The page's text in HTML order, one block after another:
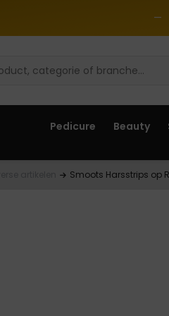
—
Pedicure Beauty
Smoots Harsstrips op